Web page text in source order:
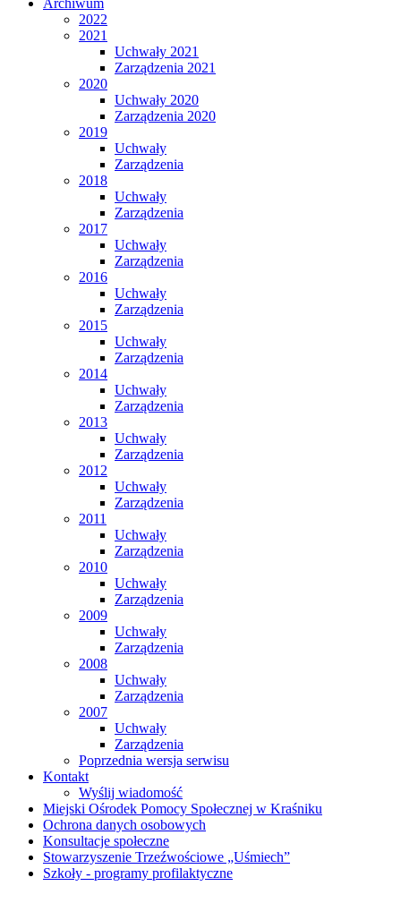
Archiwum
2022
2021
Uchwały 2021
Zarządzenia 2021
2020
Uchwały 2020
Zarządzenia 2020
2019
Uchwały
Zarządzenia
2018
Uchwały
Zarządzenia
2017
Uchwały
Zarządzenia
2016
Uchwały
Zarządzenia
2015
Uchwały
Zarządzenia
2014
Uchwały
Zarządzenia
2013
Uchwały
Zarządzenia
2012
Uchwały
Zarządzenia
2011
Uchwały
Zarządzenia
2010
Uchwały
Zarządzenia
2009
Uchwały
Zarządzenia
2008
Uchwały
Zarządzenia
2007
Uchwały
Zarządzenia
Poprzednia wersja serwisu
Kontakt
Wyślij wiadomość
Miejski Ośrodek Pomocy Społecznej w Kraśniku
Ochrona danych osobowych
Konsultacje społeczne
Stowarzyszenie Trzeźwościowe „Uśmiech”
Szkoły - programy profilaktyczne